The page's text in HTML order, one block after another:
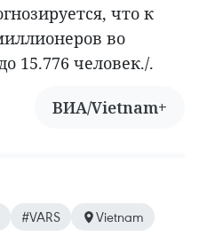
что к
во
15.776 человек./.
ВИА/Vietnam+
#VARS Vietnam